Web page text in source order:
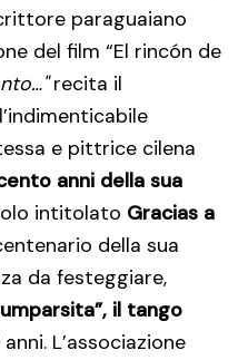
paraguaiano
del film “El rincón de
recita il
e pittrice cilena
anni della sua
intitolato Gracias a
della sua
da festeggiare,
il tango
L’associazione